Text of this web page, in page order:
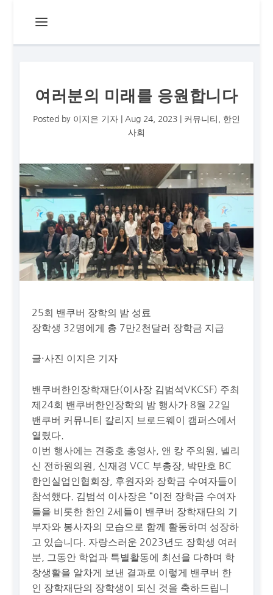
여러분의 미래를 응원합니다
Posted by 이지은 기자| Aug 24, 2023| 커뮤니티
한인
사회
25회 밴쿠버 장학의 밤 성료
장학생 32명에게 총 7만2천달러 장학금 지급
글·사진 이지은 기자
밴쿠버한인장학재단(이사장 김범석VKCSF) 주최
제24회 밴쿠버한인장학의 밤 행사가 8월 22일
밴쿠버 커뮤니티 칼리지 브로드웨이 캠퍼스에서
열렸다.
이번 행사에는 견종호 총영사, 앤 캉 주의원, 넬리
신 전하원의원, 신재경 VCC 부총장, 박만호 BC
한인실업인협회장, 후원자와 장학금 수여자들이
참석했다. 김범석 이사장은 “이전 장학금 수여자
들을 비롯한 한인 2세들이 밴쿠버 장학재단의 기
부자와 봉사자의 모습으로 함께 활동하며 성장하
고 있습니다. 자랑스러운 2023년도 장학생 여러
분, 그동안 학업과 특별활동에 최선을 다하며 학
창생활을 알차게 보낸 결과로 이렇게 밴쿠버 한
인 장학재단의 장학생이 되신 것을 축하드립니